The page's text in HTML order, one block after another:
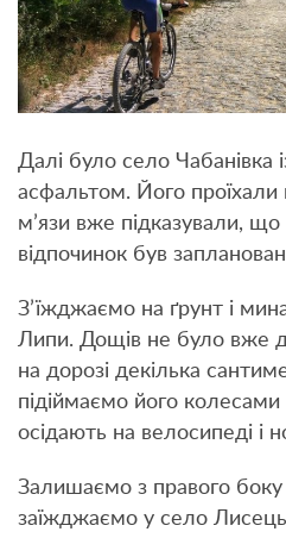
Далі було село Чабанівка
асфальтом. Його проїхали
м’язи вже підказували,
відпочинок був
З’їжджаємо на ґрунт і
Липи. Дощів не було вже
на дорозі декілька
підіймаємо його колесами
осідають на велосипеді і
Залишаємо з правого боку
заїжджаємо у село